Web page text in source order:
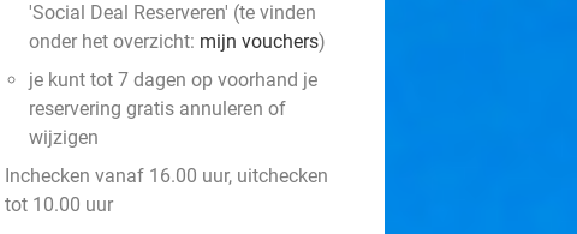
'Social Deal Reserveren' (te vinden
onder het overzicht: mijn vouchers)
je kunt tot 7 dagen op voorhand je
reservering gratis annuleren of
wijzigen
Inchecken vanaf 16.00 uur, uitchecken
tot 10.00 uur